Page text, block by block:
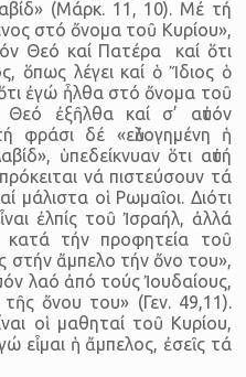
(Μάρκ. 11, 10). Μέ τή
στό ὄνομα τοῦ Κυρίου»,
Θεό καί Πατέρα καί ὅτι
ὅπως λέγει καί ὁ Ἴδιος ὁ
ἐγώ ἦλθα στό ὄνομα τοῦ
ἐξῆλθα καί σ’ αὐτόν
φράσι δέ «εὐλογημένη ἡ
ὑπεδείκνυαν ὅτι αὐτή
νά πιστεύσουν τά
μάλιστα οἱ Ρωμαῖοι. Διότι
ἐλπίς τοῦ Ἰσραήλ, ἀλλά
τήν προφητεία τοῦ
στήν ἄμπελο τήν ὄνο του»,
λαό ἀπό τούς Ἰουδαίους,
ὄνου του» (Γεν. 49,11).
οἱ μαθηταί τοῦ Κυρίου,
εἶμαι ἡ ἄμπελος, ἐσεῖς τά